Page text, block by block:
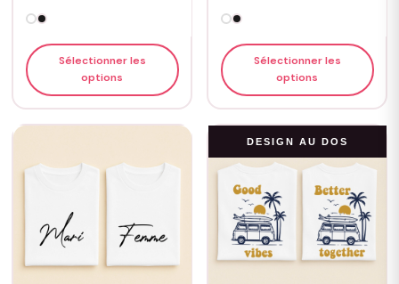
Sélectionner les
options
Sélectionner les
options
DESIGN AU DOS